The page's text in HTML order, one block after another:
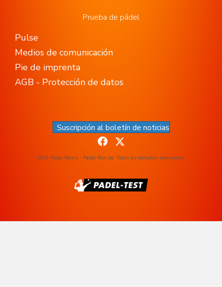
Prueba de pádel
Pulse
Medios de comunicación
Pie de imprenta
AGB - Protección de datos
Suscripción al boletín de noticias
2024 Padel Tennis - Padel-Test.de. Todos los derechos reservados.